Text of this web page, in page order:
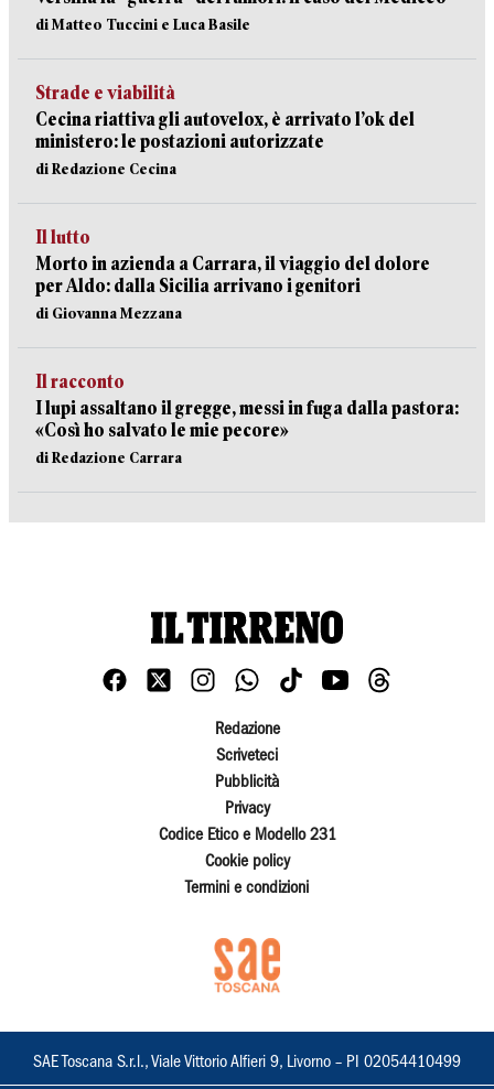
di Matteo Tuccini e Luca Basile
Strade e viabilità
Cecina riattiva gli autovelox, è arrivato l’ok del
ministero: le postazioni autorizzate
di Redazione Cecina
Il lutto
Morto in azienda a Carrara, il viaggio del dolore
per Aldo: dalla Sicilia arrivano i genitori
di Giovanna Mezzana
Il racconto
I lupi assaltano il gregge, messi in fuga dalla pastora:
«Così ho salvato le mie pecore»
di Redazione Carrara
Redazione
Scriveteci
Pubblicità
Privacy
Codice Etico e Modello 231
Cookie policy
Termini e condizioni
SAE Toscana S.r.l., Viale Vittorio Alfieri 9, Livorno – PI 02054410499